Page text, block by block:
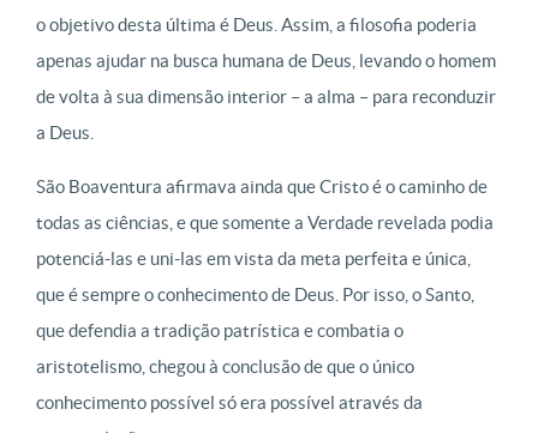
o objetivo desta última é Deus. Assim, a filosofia poderia
apenas ajudar na busca humana de Deus, levando o homem
de volta à sua dimensão interior – a alma – para reconduzir
a Deus.
São Boaventura afirmava ainda que Cristo é o caminho de
todas as ciências, e que somente a Verdade revelada podia
potenciá-las e uni-las em vista da meta perfeita e única,
que é sempre o conhecimento de Deus. Por isso, o Santo,
que defendia a tradição patrística e combatia o
aristotelismo, chegou à conclusão de que o único
conhecimento possível só era possível através da